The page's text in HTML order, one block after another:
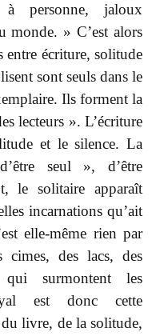
à personne, jaloux
monde. » C’est alors
entre écriture, solitude
sont seuls dans le
Ils forment la
lecteurs ». L’écriture
et le silence. La
seul », d’être
le solitaire apparaît
incarnations qu’ait
elle-même rien par
cimes, des lacs, des
surmontent les
est donc cette
livre, de la solitude,